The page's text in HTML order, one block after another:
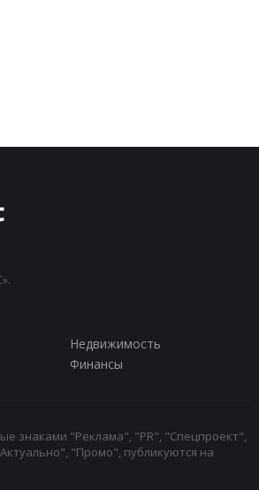
Недвижимость
Финансы
знаками "Реклама", "PR", "Спецпроект",
"Промо", публикуются на